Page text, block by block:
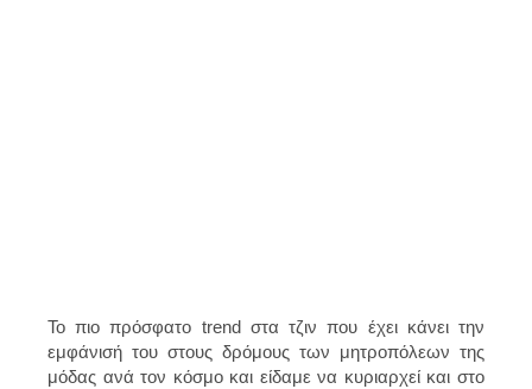
Το πιο πρόσφατο trend στα τζιν που έχει κάνει την
εμφάνισή του στους δρόμους των μητροπόλεων της
μόδας ανά τον κόσμο και είδαμε να κυριαρχεί και στο